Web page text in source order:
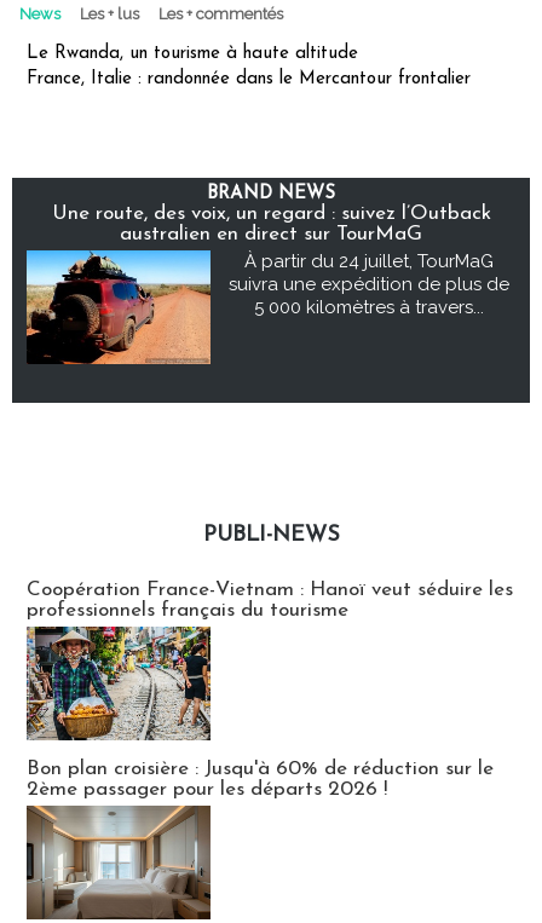
News Les + lus Les + commentés
Le Rwanda, un tourisme à haute altitude
France, Italie : randonnée dans le Mercantour frontalier
BRAND NEWS
Une route, des voix, un regard : suivez l’Outback
australien en direct sur TourMaG
À partir du 24 juillet, TourMaG
suivra une expédition de plus de
5 000 kilomètres à travers...
PUBLI-NEWS
Coopération France-Vietnam : Hanoï veut séduire les
professionnels français du tourisme
Bon plan croisière : Jusqu'à 60% de réduction sur le
2ème passager pour les départs 2026 !